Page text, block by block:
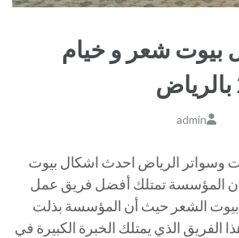
بيوت شعر و خيام
admin
الرياض احدث اشكال بيوت
المؤسسة تمتلك أفضل فريق عمل
الشعر حيث أن المؤسسة بذلت
الفريق الذي يمتلك الخبرة الكبيرة في